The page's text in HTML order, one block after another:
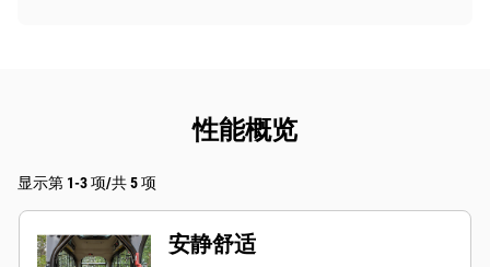
性能概览
显示第 1-3 项/共 5 项
安静舒适